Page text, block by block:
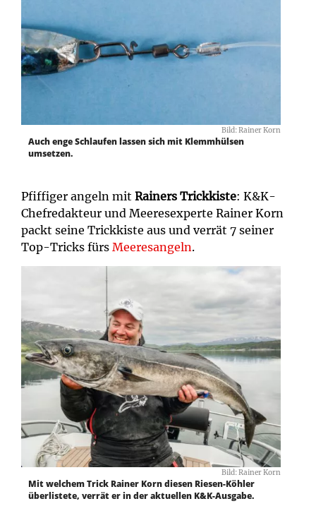
Bild: Rainer Korn
Auch enge Schlaufen lassen sich mit Klemmhülsen
umsetzen.
Pfiffiger angeln mit Rainers Trickkiste: K&K-
Chefredakteur und Meeresexperte Rainer Korn
packt seine Trickkiste aus und verrät 7 seiner
Top-Tricks fürs Meeresangeln.
Bild: Rainer Korn
Mit welchem Trick Rainer Korn diesen Riesen-Köhler
überlistete, verrät er in der aktuellen K&K-Ausgabe.